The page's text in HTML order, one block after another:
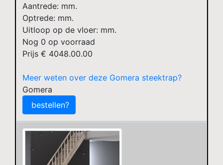
Aantrede: mm.
Optrede: mm.
Uitloop op de vloer: mm.
Nog 0 op voorraad
Prijs € 4048.00.00
Meer weten over deze Gomera steektrap?
Gomera